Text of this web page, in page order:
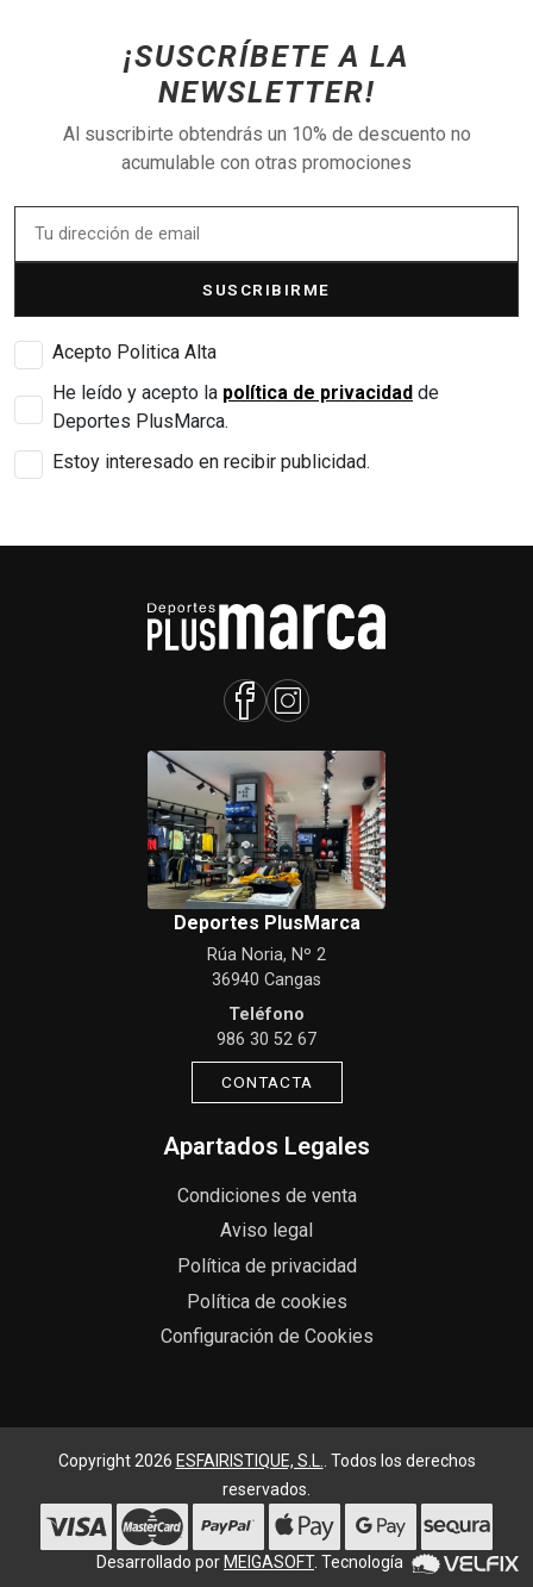
¡SUSCRÍBETE A LA
NEWSLETTER!
Al suscribirte obtendrás un 10% de descuento no
acumulable con otras promociones
SUSCRIBIRME
Acepto Politica Alta
He leído y acepto la política de privacidad de
Deportes PlusMarca.
Estoy interesado en recibir publicidad.
Deportes PlusMarca
Rúa Noria, Nº 2
36940 Cangas
Teléfono
986 30 52 67
CONTACTA
Apartados Legales
Condiciones de venta
Aviso legal
Política de privacidad
Política de cookies
Configuración de Cookies
Copyright 2026 ESFAIRISTIQUE, S.L.. Todos los derechos
reservados.
Desarrollado por MEIGASOFT. Tecnología